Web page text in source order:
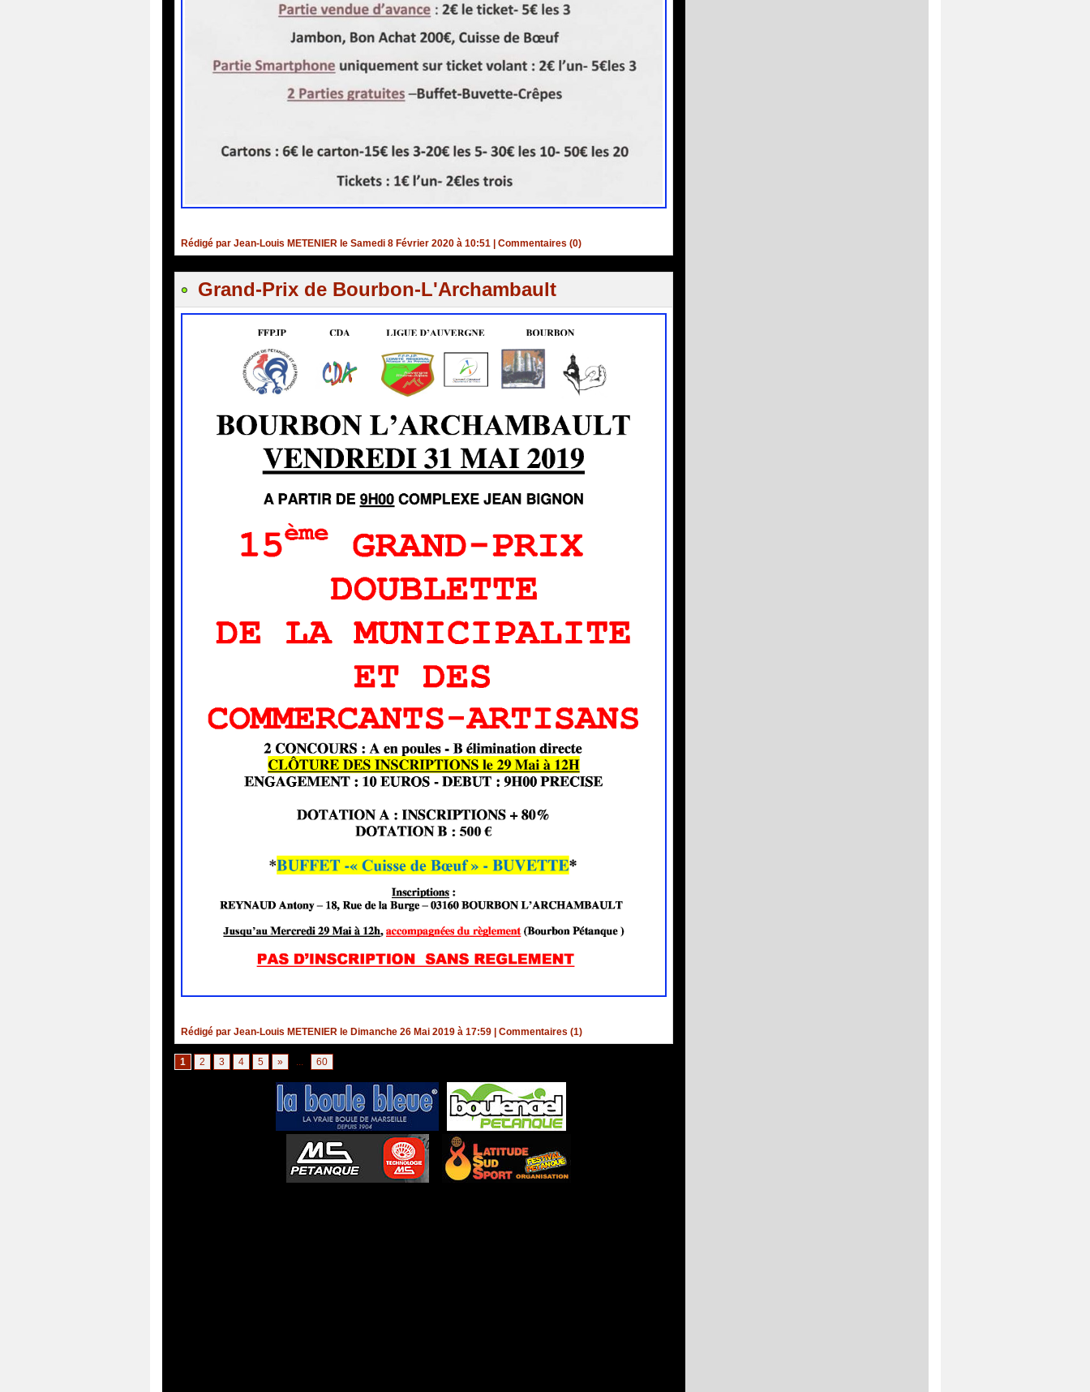
Rédigé par Jean-Louis METENIER le Samedi 8 Février 2020 à 10:51 | Commentaires (0)
Grand-Prix de Bourbon-L'Archambault
Rédigé par Jean-Louis METENIER le Dimanche 26 Mai 2019 à 17:59 | Commentaires (1)
1 2 3 4 5 » 60